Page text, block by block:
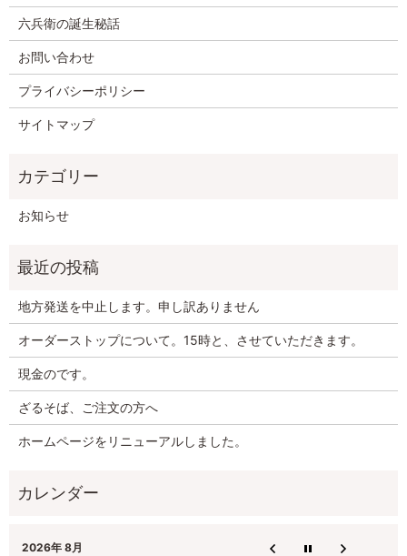
六兵衛の誕生秘話
お問い合わせ
プライバシーポリシー
サイトマップ
お知らせ
地方発送を中止します。申し訳ありません
オーダーストップについて。15時と、させていただきます。
現金のです。
ざるそば、ご注文の方へ
ホームページをリニューアルしました。
2026年 8月